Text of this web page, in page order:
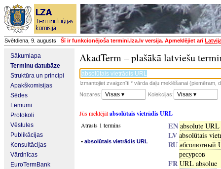
Svētdiena, 9. augusts Šī ir funkcionējoša termini.lza.lv versija. Apmeklējiet arī
Sākumlapa
Terminu datubāze
Struktūra un principi
Apakškomisijas
Sēdes
Lēmumi
Protokoli
Vēstules
Publikācijas
Konsultācijas
Vārdnīcas
EuroTermBank
AkadTerm – plašākā latviešu
Izmantojiet zvaigznīti * vārda daļu meklēšanai (piemēram,
Nozares:
Visas ▾ Kolekcijas: Visas ▾
Jūs meklējātabsolūtais vietrādis URL
Atrasts 1 termins
▪ absolūtais vietrādis URL
EN absolute URL
LV absolūtais
RU абсолютный
ресурсов
FR URL absolue